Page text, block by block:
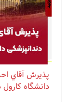
پذيرش آقاي
دانشگاه كارول